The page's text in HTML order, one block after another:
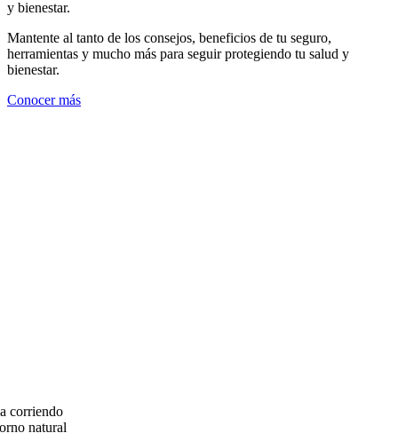
Mantente al tanto de los consejos, beneficios de tu seguro,
herramientas y mucho más para seguir protegiendo tu salud y
bienestar.
Conocer más